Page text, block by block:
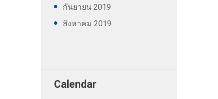
กันยายน 2019
สิงหาคม 2019
Calendar